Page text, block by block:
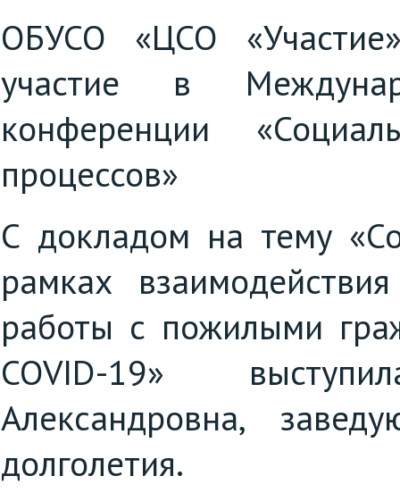
ОБУСО «ЦСО
участие в
конференции
процессов»
С докладом на тему
рамках
работы с пожилыми
COVID-19»
Александровна,
долголетия.